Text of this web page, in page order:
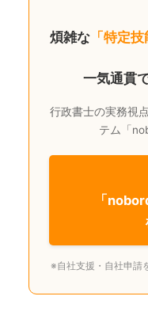
煩雑な「特定技
一気通貫
行政書士の実務視
テム「
「
※自社支援・自社申請